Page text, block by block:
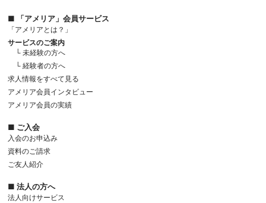
■ 「アメリア」会員サービス
「アメリアとは？」
サービスのご案内
└ 未経験の方へ
└ 経験者の方へ
求人情報をすべて見る
アメリア会員インタビュー
アメリア会員の実績
■ ご入会
入会のお申込み
資料のご請求
ご友人紹介
■ 法人の方へ
法人向けサービス